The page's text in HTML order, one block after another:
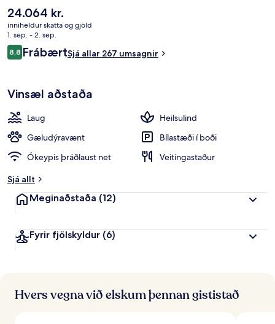
eitthvað gott í svanginn, auk þess sem bar/setustofa býður drykki
við allra hæfi. Á staðnum eru einnig heitur pottur, eimbað og verönd.
Núverandi
verð
er
24.064 kr.
24.064 kr.
inniheldur skatta og gjöld
1. sep. - 2. sep.
Umsagnir
8,88,8 af 10
FrábærtSjá allar 267 umsagnir
Vinsæl aðstaða
Laug
Heilsulind
Gæludýravænt
Bílastæði í boði
Ókeypis þráðlaust net
Veitingastaður
Sjá allt
Meginaðstaða (12)
Fyrir fjölskyldur (6)
Hvers vegna við elskum þennan gististað